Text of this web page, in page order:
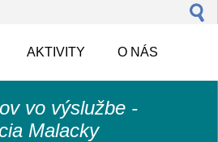
AKTIVITY O NÁS
vo výslužbe -
Malacky